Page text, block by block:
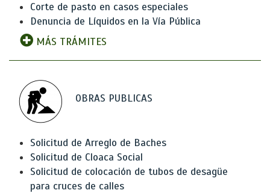
Corte de pasto en casos especiales
Denuncia de Líquidos en la Vía Pública
MÁS TRÁMITES
OBRAS PUBLICAS
Solicitud de Arreglo de Baches
Solicitud de Cloaca Social
Solicitud de colocación de tubos de desagüe
para cruces de calles